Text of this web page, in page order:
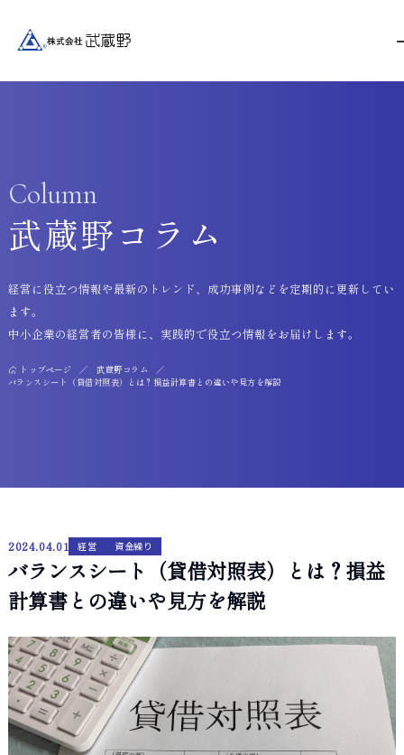
Column
武蔵野コラム
トップページ
武蔵野コラム
バランスシート（貸借対照表）とは？損益計算書との違いや見方を解説
経営に役立つ情報や最新のトレンド、成功事例などを定期的に更新してい
ます。
中小企業の経営者の皆様に、実践的で役立つ情報をお届けします。
2024.04.01 経営 資金繰り
バランスシート（貸借対照表）とは？損益
計算書との違いや見方を解説